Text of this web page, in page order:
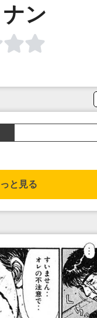
ン
と見る